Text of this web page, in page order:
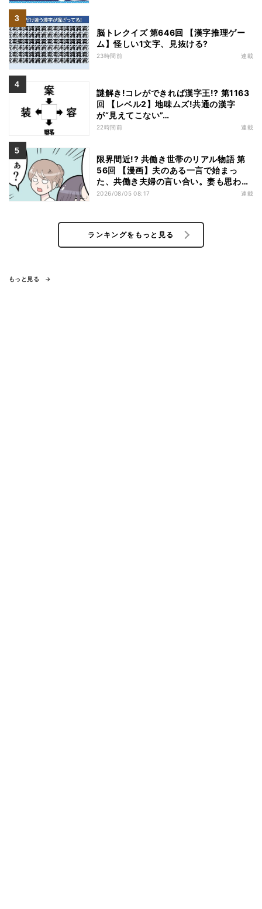
脳トレクイズ 第646回 【漢字推理ゲー
ム】怪しい1文字、見抜ける?
23時間前 連載
謎解き!コレができれば漢字王!? 第1163
回 【レベル2】地味ムズ!共通の漢字
が“見えてこない”…
22時間前 連載
限界間近!? 共働き世帯のリアル物語 第
56回 【漫画】夫のある一言で始まっ
た、共働き夫婦の言い合い。妻も思わ
ず…
2026/08/05 08:17 連載
ランキングをもっと見る
もっと見る